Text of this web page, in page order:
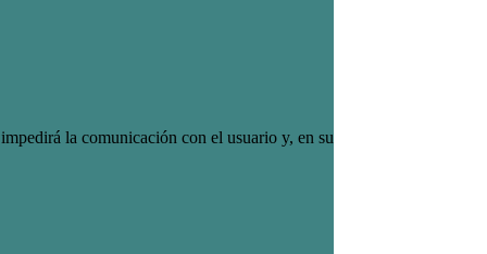
la comunicación con el usuario y, en su